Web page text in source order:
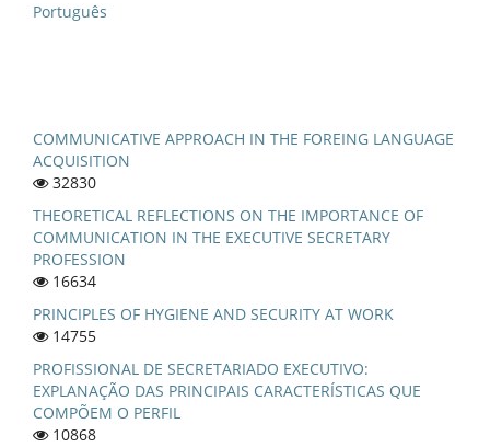
Português
COMMUNICATIVE APPROACH IN THE FOREING LANGUAGE
ACQUISITION
32830
THEORETICAL REFLECTIONS ON THE IMPORTANCE OF
COMMUNICATION IN THE EXECUTIVE SECRETARY
PROFESSION
16634
PRINCIPLES OF HYGIENE AND SECURITY AT WORK
14755
PROFISSIONAL DE SECRETARIADO EXECUTIVO:
EXPLANAÇÃO DAS PRINCIPAIS CARACTERÍSTICAS QUE
COMPÕEM O PERFIL
10868